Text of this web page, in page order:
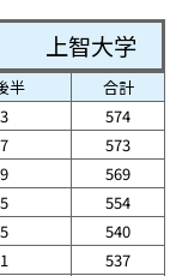
上智大学
半
合計
574
573
569
554
540
537